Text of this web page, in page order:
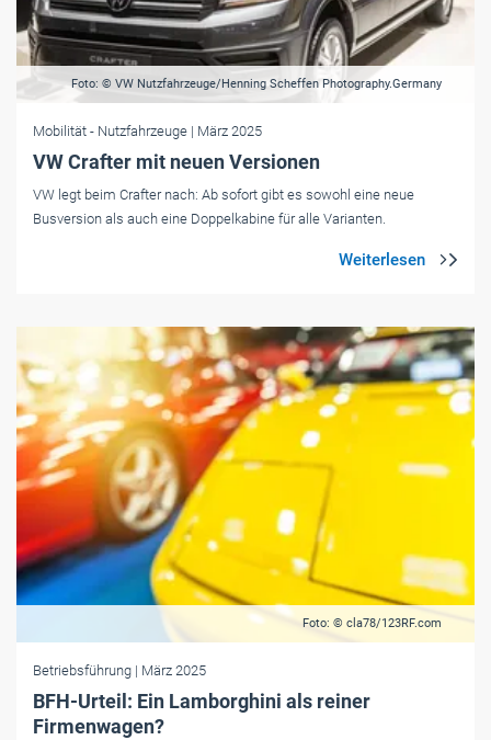
Foto: © VW Nutzfahrzeuge/Henning Scheffen Photography.Germany
Mobilität - Nutzfahrzeuge | März 2025
VW Crafter mit neuen Versionen
VW legt beim Crafter nach: Ab sofort gibt es sowohl eine neue
Busversion als auch eine Doppelkabine für alle Varianten.
Foto: © cla78/123RF.com
Betriebsführung | März 2025
BFH-Urteil: Ein Lamborghini als reiner
Firmenwagen?